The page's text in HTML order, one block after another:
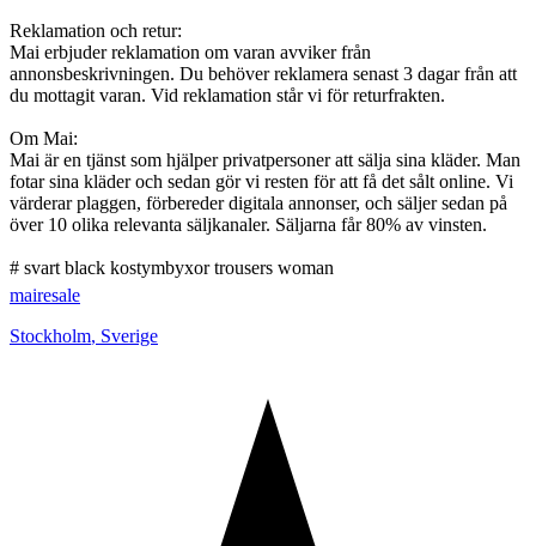
Reklamation och retur:
Mai erbjuder reklamation om varan avviker från
annonsbeskrivningen. Du behöver reklamera senast 3 dagar från att
du mottagit varan. Vid reklamation står vi för returfrakten.
Om Mai:
Mai är en tjänst som hjälper privatpersoner att sälja sina kläder. Man
fotar sina kläder och sedan gör vi resten för att få det sålt online. Vi
värderar plaggen, förbereder digitala annonser, och säljer sedan på
över 10 olika relevanta säljkanaler. Säljarna får 80% av vinsten.
# svart black kostymbyxor trousers woman
mairesale
Stockholm, Sverige